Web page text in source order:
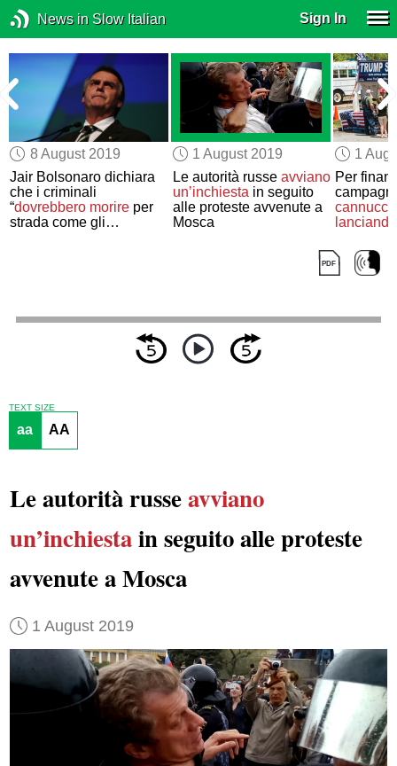
News in Slow Italian Sign In
8 August 2019
Jair Bolsonaro dichiara
che i criminali
“dovrebbero morire per
strada come gli
1 August 2019
Le autorità russe avviano
un’inchiestain seguito
alle proteste avvenute a
Mosca
1
Per
cannucce
lanciando
TEXT SIZE
aa AA
Le autorità russeavviano
un’inchiestain seguito alle proteste
avvenute a Mosca
1 August 2019